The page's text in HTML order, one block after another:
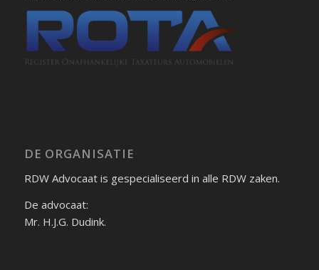
DE ORGANISATIE
RDW Advocaat is gespecialiseerd in alle RDW zaken.
De advocaat:
Mr. H.J.G. Dudink.